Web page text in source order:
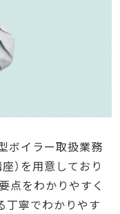
ボイラー取扱業務
）を用意しており
点をわかりやすく
丁寧でわかりやす